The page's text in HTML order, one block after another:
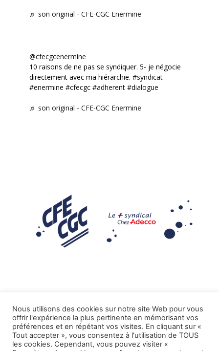
♬ son original - CFE-CGC Enermine
@cfecgcenermine
10 raisons de ne pas se syndiquer. 5- je négocie
directement avec ma hiérarchie. #syndicat
#enermine #cfecgc #adherent #dialogue
♬ son original - CFE-CGC Enermine
Mentions légales
Tous droits réservés CFE-CGC ADECCO.
Nous utilisons des cookies sur notre site Web pour vous
offrir l'expérience la plus pertinente en mémorisant vos
préférences et en répétant vos visites. En cliquant sur «
Tout accepter », vous consentez à l'utilisation de TOUS
les cookies. Cependant, vous pouvez visiter «